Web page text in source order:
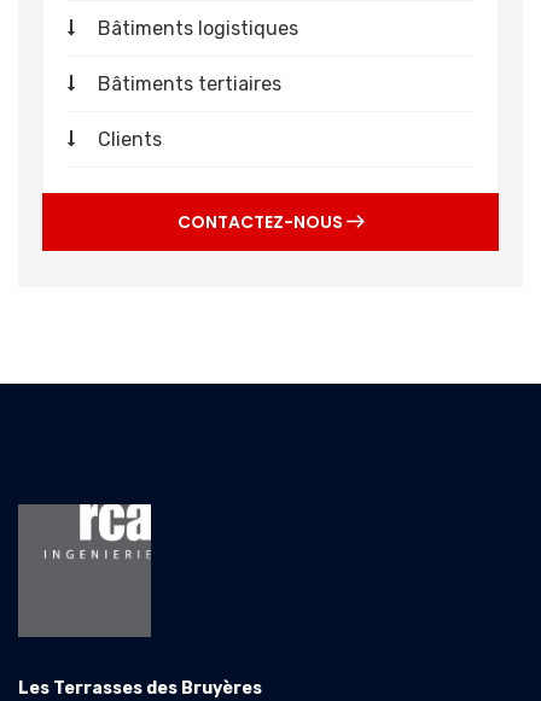
Bâtiments logistiques
Bâtiments tertiaires
Clients
CONTACTEZ-NOUS
Les Terrasses des Bruyères